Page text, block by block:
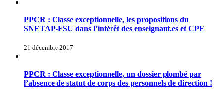
PPCR : Classe exceptionnelle, les propositions du
SNETAP-FSU dans l’intérêt des enseignant.es et CPE
21 décembre 2017
PPCR : Classe exceptionnelle, un dossier plombé par
l’absence de statut de corps des personnels de direction !